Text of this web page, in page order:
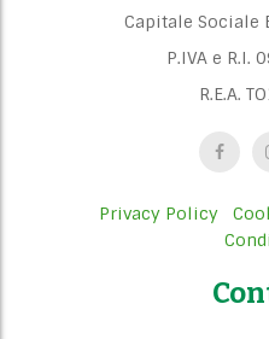
Capitale Sociale
P.IVA e R.I.
R.E.A.
Privacy Policy